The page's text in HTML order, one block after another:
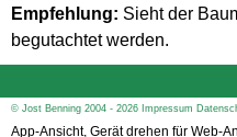
Empfehlung: Sieht der
begutachtet werden.
© Jost Benning 2004 - 2026 Impressum
App-Ansicht, Gerät drehen für Web-